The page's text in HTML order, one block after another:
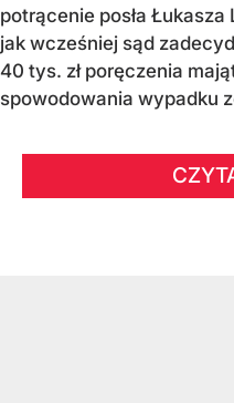
potrącenie posła
jak wcześniej sąd
40 tys. zł poręczenia
spowodowania wypadku